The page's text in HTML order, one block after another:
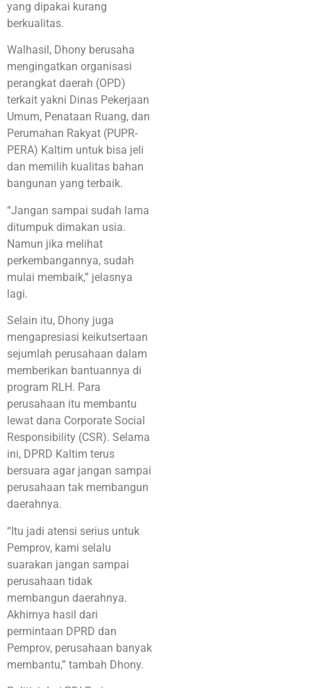
yang dipakai kurang
berkualitas.
Walhasil, Dhony berusaha
mengingatkan organisasi
perangkat daerah (OPD)
terkait yakni Dinas Pekerjaan
Umum, Penataan Ruang, dan
Perumahan Rakyat (PUPR-
PERA) Kaltim untuk bisa jeli
dan memilih kualitas bahan
bangunan yang terbaik.
“Jangan sampai sudah lama
ditumpuk dimakan usia.
Namun jika melihat
perkembangannya, sudah
mulai membaik,” jelasnya
lagi.
Selain itu, Dhony juga
mengapresiasi keikutsertaan
sejumlah perusahaan dalam
memberikan bantuannya di
program RLH. Para
perusahaan itu membantu
lewat dana Corporate Social
Responsibility (CSR). Selama
ini, DPRD Kaltim terus
bersuara agar jangan sampai
perusahaan tak membangun
daerahnya.
“Itu jadi atensi serius untuk
Pemprov, kami selalu
suarakan jangan sampai
perusahaan tidak
membangun daerahnya.
Akhirnya hasil dari
permintaan DPRD dan
Pemprov, perusahaan banyak
membantu,” tambah Dhony.